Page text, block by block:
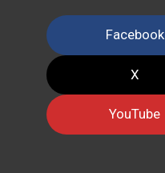
Facebook
X
YouTube